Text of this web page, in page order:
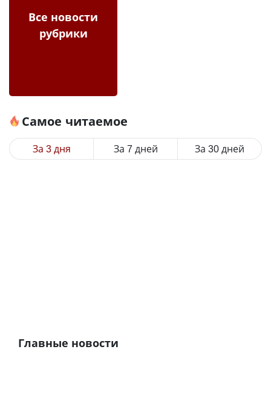
Все новости
рубрики
Самое читаемое
За 3 дня За 7 дней За 30 дней
Главные новости